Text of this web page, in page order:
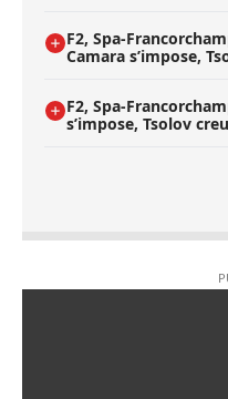
F2, Spa-
Camara s’impose,
F2, Spa-
s’impose, Tsolov